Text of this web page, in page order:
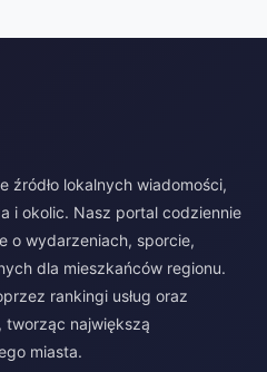
źródło lokalnych wiadomości,
i okolic. Nasz portal codziennie
o wydarzeniach, sporcie,
dla mieszkańców regionu.
rankingi usług oraz
tworząc największą
miasta.